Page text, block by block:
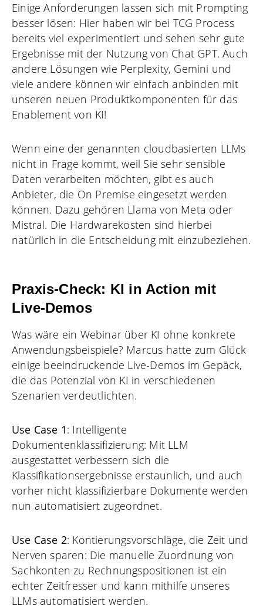
Einige Anforderungen lassen sich mit Prompting
besser lösen: Hier haben wir bei TCG Process
bereits viel experimentiert und sehen sehr gute
Ergebnisse mit der Nutzung von Chat GPT. Auch
andere Lösungen wie Perplexity, Gemini und
viele andere können wir einfach anbinden mit
unseren neuen Produktkomponenten für das
Enablement von KI!
Wenn eine der genannten cloudbasierten LLMs
nicht in Frage kommt, weil Sie sehr sensible
Daten verarbeiten möchten, gibt es auch
Anbieter, die On Premise eingesetzt werden
können. Dazu gehören Llama von Meta oder
Mistral. Die Hardwarekosten sind hierbei
natürlich in die Entscheidung mit einzubeziehen.
Praxis-Check: KI in Action mit
Live-Demos
Was wäre ein Webinar über KI ohne konkrete
Anwendungsbeispiele? Marcus hatte zum Glück
einige beeindruckende Live-Demos im Gepäck,
die das Potenzial von KI in verschiedenen
Szenarien verdeutlichten.
Use Case 1: Intelligente
Dokumentenklassifizierung: Mit LLM
ausgestattet verbessern sich die
Klassifikationsergebnisse erstaunlich, und auch
vorher nicht klassifizierbare Dokumente werden
nun automatisiert zugeordnet.
Use Case 2: Kontierungsvorschläge, die Zeit und
Nerven sparen: Die manuelle Zuordnung von
Sachkonten zu Rechnungspositionen ist ein
echter Zeitfresser und kann mithilfe unseres
LLMs automatisiert werden.